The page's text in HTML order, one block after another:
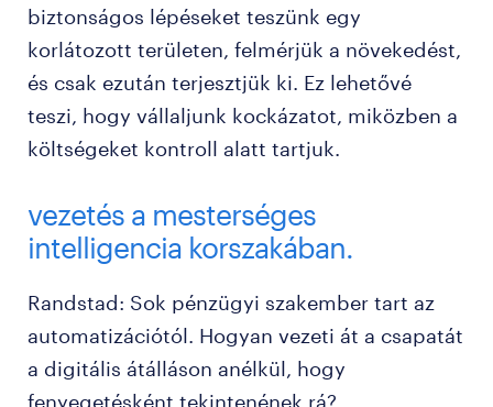
biztonságos lépéseket teszünk egy
korlátozott területen, felmérjük a növekedést,
és csak ezután terjesztjük ki. Ez lehetővé
teszi, hogy vállaljunk kockázatot, miközben a
költségeket kontroll alatt tartjuk.
vezetés a mesterséges
intelligencia korszakában.
Randstad: Sok pénzügyi szakember tart az
automatizációtól. Hogyan vezeti át a csapatát
a digitális átálláson anélkül, hogy
fenyegetésként tekintenének rá?